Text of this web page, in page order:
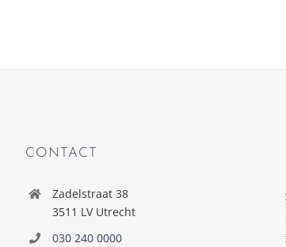
CONTACT
Zadelstraat 38
3511 LV Utrecht
030 240 0000